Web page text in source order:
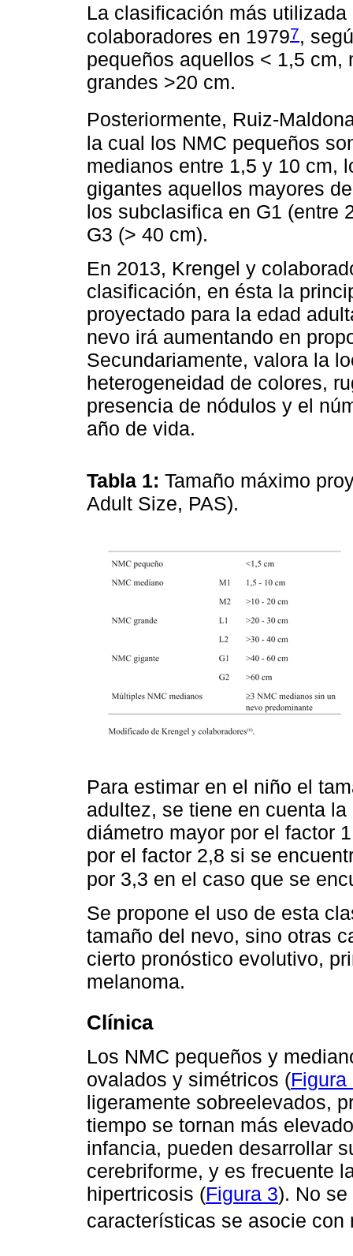
La clasificación más
colaboradores en 19797,
pequeños aquellos < 1,5
grandes >20 cm.
Posteriormente, Ruiz-
la cual los NMC pequeños
medianos entre 1,5 y 10 cm,
gigantes aquellos mayores
los subclasifica en G1 (entre
G3 (> 40 cm).
En 2013, Krengel y
clasificación, en ésta la
proyectado para la edad
nevo irá aumentando en
Secundariamente, valora la
heterogeneidad de colores,
presencia de nódulos y el
año de vida.
Tabla 1: Tamaño máximo
Adult Size, PAS).
Para estimar en el niño el
adultez, se tiene en cuenta
diámetro mayor por el factor
por el factor 2,8 si se
por 3,3 en el caso que se
Se propone el uso de esta
tamaño del nevo, sino otras
cierto pronóstico evolutivo,
melanoma.
Clínica
Los NMC pequeños y
ovalados y simétricos (Figura
ligeramente sobreelevados,
tiempo se tornan más
infancia, pueden desarrollar
cerebriforme, y es frecuente
hipertricosis (Figura 3). No
características se asocie